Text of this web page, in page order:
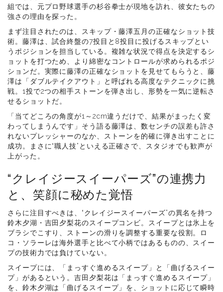
組では、元プロ野球選手の杉谷拳士が現地を訪れ、彼女たちの
強さの理由を探った。
まず注目されたのは、スキップ・藤澤五月の正確なショット技
術。藤澤は、試合終盤の7投目と8投目に投げるスキップとい
うポジションを担当している。複雑な状況で得点を決定するシ
ョットを打つため、より綿密なコントロールが求められるポジ
ションだ。実際に藤澤の正確なショットを見せてもらうと、藤
澤は「ダブルテイクアウト」と呼ばれる高度なテクニックに挑
戦。1投で2つの相手ストーンを弾き出し、形勢を一気に逆転さ
せるショットだ。
「当てどころの角度が1～2cm違うだけで、結果がまったく変
わってしまうんです」そう語る藤澤は、数センチの誤差も許さ
れないプレッシャーのなか、ストーンを的確に弾き出すことに
成功。まさに“職人技”といえる正確さで、スタジオでも歓声が
上がった。
“クレイジースイーパーズ”の連携力
と、笑顔に秘めた覚悟
さらに注目すべきは、“クレイジースイーパーズ”の異名を持つ
鈴木夕湖・吉田夕梨花のスイープコンビ。スイープとは氷上を
ブラシでこすり、ストーンの滑りを調整する重要な役割。ロ
コ・ソラーレは海外選手と比べて小柄ではあるものの、スイー
プの技術力では負けていない。
スイープには、「まっすぐ進めるスイープ」と「曲げるスイー
プ」があるという。吉田夕梨花は「まっすぐ進めるスイープ」
を、鈴木夕湖は「曲げるスイープ」を、ショットに応じて瞬時